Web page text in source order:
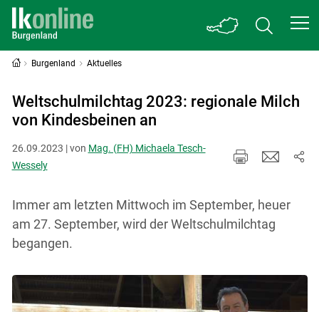
Burgenland Aktuelles
Weltschulmilchtag 2023: regionale Milch
von Kindesbeinen an
26.09.2023 | von Mag. (FH) Michaela Tesch-
Wessely
Immer am letzten Mittwoch im September, heuer
am 27. September, wird der Weltschulmilchtag
begangen.